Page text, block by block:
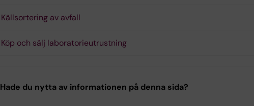
Källsortering av avfall
Köp och sälj laboratorieutrustning
Hade du nytta av informationen på denna sida?